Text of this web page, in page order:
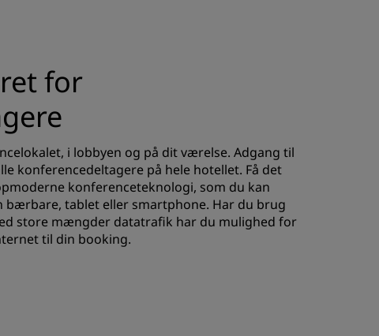
for
i lobbyen og på dit værelse. Adgang til
konferencedeltagere på hele hotellet. Få det
konferenceteknologi, som du kan
tablet eller smartphone. Har du brug
store mængder datatrafik har du mulighed for
til din booking.